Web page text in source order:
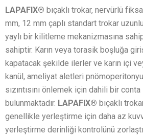
LAPAFIX® bıçaklı trokar, nervürlü
mm, 12 mm çaplı standart trokar
yaylı bir kilitleme mekanizmasına
sahiptir. Karın veya torasik boşluğa
kapatacak şekilde ilerler ve karın içi
kanül, ameliyat aletleri
sızıntısını önlemek için dahili bir
bulunmaktadır. LAPAFIX® bıçaklı
genellikle yerleştirme için daha az
yerleştirme derinliği kontrolünü